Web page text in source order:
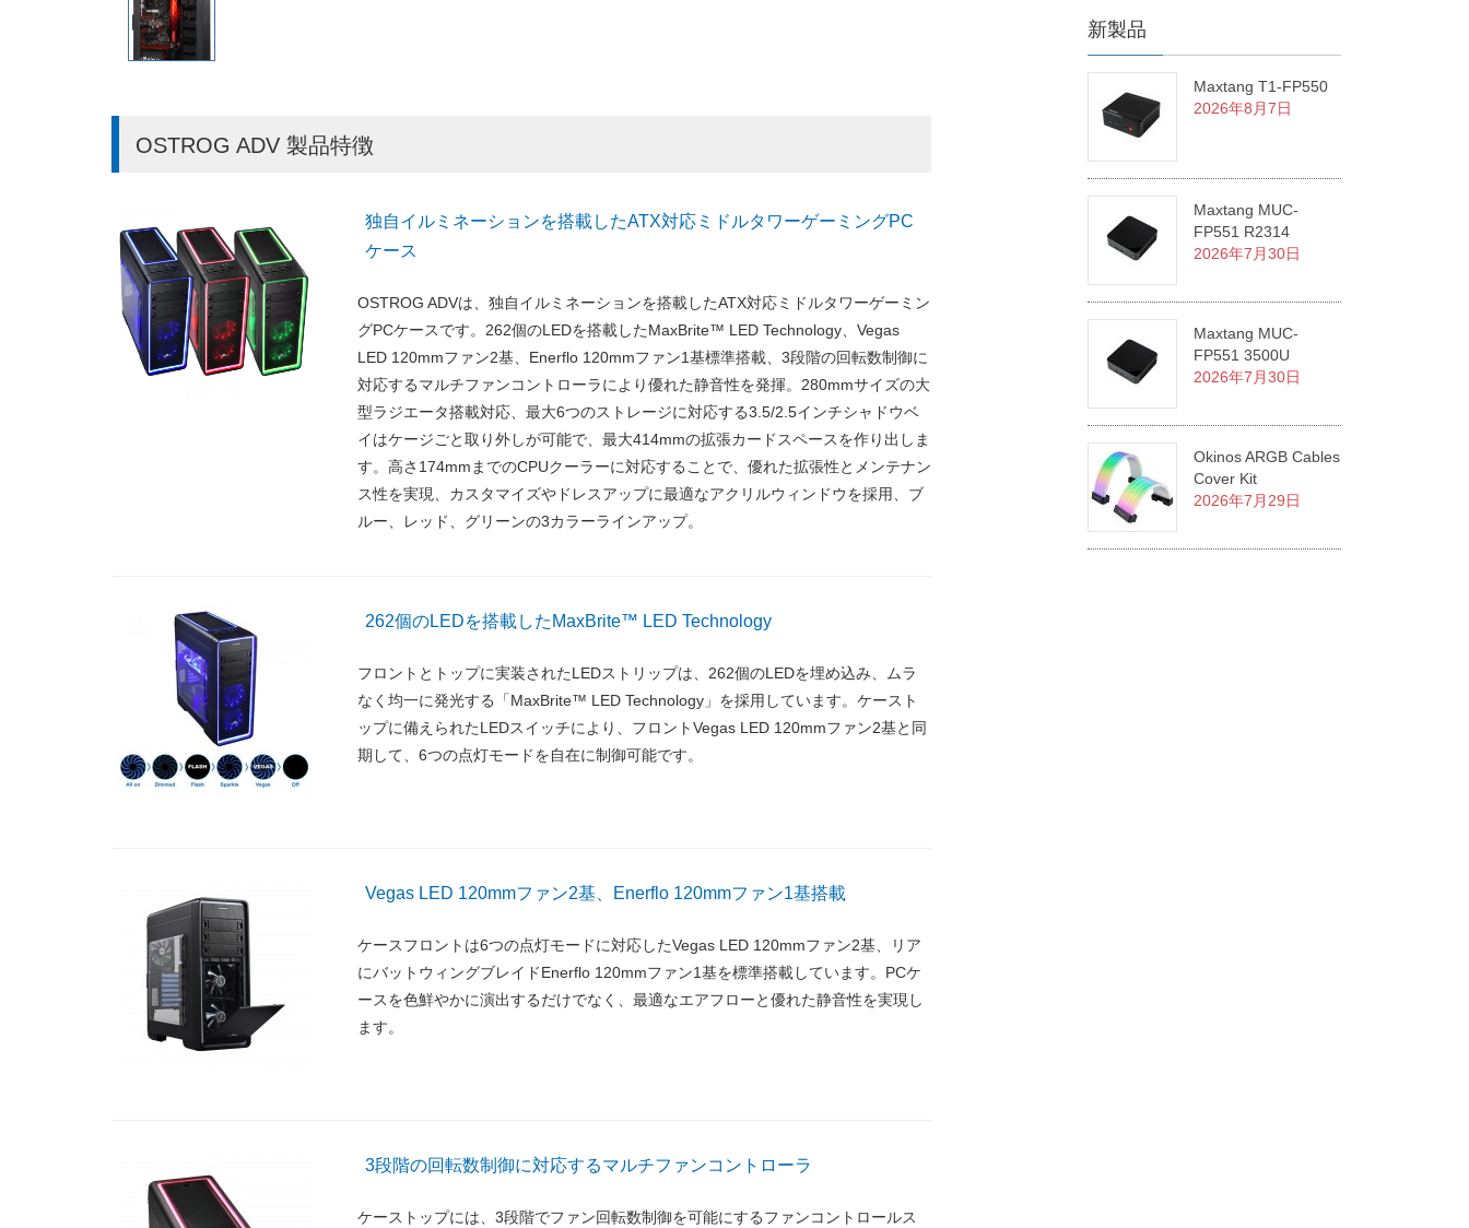
OSTROG ADV 製品特徴
独自イルミネーションを搭載したATX対応ミドルタワーゲーミングPC
ケース
OSTROG ADVは、独自イルミネーションを搭載したATX対応ミドルタワーゲーミン
グPCケースです。262個のLEDを搭載したMaxBrite™ LED Technology、Vegas
LED 120mmファン2基、Enerflo 120mmファン1基標準搭載、3段階の回転数制御に
対応するマルチファンコントローラにより優れた静音性を発揮。280mmサイズの大
型ラジエータ搭載対応、最大6つのストレージに対応する3.5/2.5インチシャドウベ
イはケージごと取り外しが可能で、最大414mmの拡張カードスペースを作り出しま
す。高さ174mmまでのCPUクーラーに対応することで、優れた拡張性とメンテナン
ス性を実現、カスタマイズやドレスアップに最適なアクリルウィンドウを採用、ブ
ルー、レッド、グリーンの3カラーラインアップ。
262個のLEDを搭載したMaxBrite™ LED Technology
フロントとトップに実装されたLEDストリップは、262個のLEDを埋め込み、ムラ
なく均一に発光する「MaxBrite™ LED Technology」を採用しています。ケースト
ップに備えられたLEDスイッチにより、フロントVegas LED 120mmファン2基と同
期して、6つの点灯モードを自在に制御可能です。
Vegas LED 120mmファン2基、Enerflo 120mmファン1基搭載
ケースフロントは6つの点灯モードに対応したVegas LED 120mmファン2基、リア
にバットウィングブレイドEnerflo 120mmファン1基を標準搭載しています。PCケ
ースを色鮮やかに演出するだけでなく、最適なエアフローと優れた静音性を実現し
ます。
3段階の回転数制御に対応するマルチファンコントローラ
ケーストップには、3段階でファン回転数制御を可能にするファンコントロールス
新製品
Maxtang T1-FP550
2026年8月7日
Maxtang MUC-
FP551 R2314
2026年7月30日
Maxtang MUC-
FP551 3500U
2026年7月30日
Okinos ARGB Cables
Cover Kit
2026年7月29日